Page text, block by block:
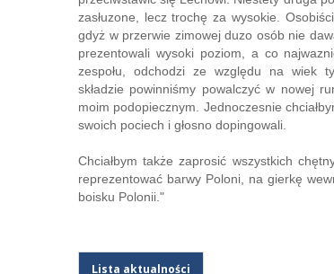
zasłuzone, lecz trochę za wysokie.
gdyż w przerwie zimowej duzo osób nie
prezentowali wysoki poziom, a co
zespołu, odchodzi ze względu na wiek
składzie powinniśmy powalczyć w nowej
moim podopiecznym. Jednoczesnie
swoich pociech i głosno dopingowali.
Chciałbym także zaprosić wszystkich
reprezentować barwy Poloni, na gierkę
boisku Polonii."
Lista aktualności